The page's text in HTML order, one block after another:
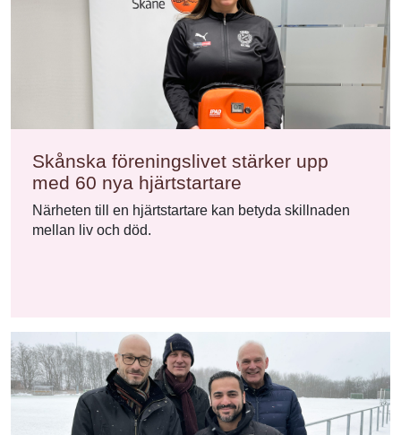
Skånska föreningslivet stärker upp
med 60 nya hjärtstartare
Närheten till en hjärtstartare kan betyda skillnaden
mellan liv och död.